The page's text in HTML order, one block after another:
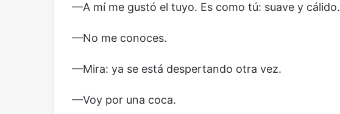
—A mí me gustó el tuyo. Es como tú: suave y cálido.
—No me conoces.
—Mira: ya se está despertando otra vez.
—Voy por una coca.